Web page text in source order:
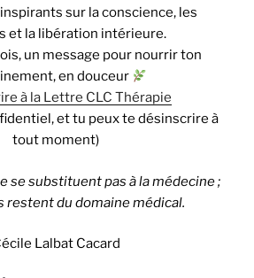
sur la conscience, les
et la libération intérieure.
un message pour nourrir ton
en douceur
à la Lettre CLC Thérapie
et tu peux te désinscrire à
tout moment)
se substituent pas à la médecine ;
restent du domaine médical.
Lalbat Cacard